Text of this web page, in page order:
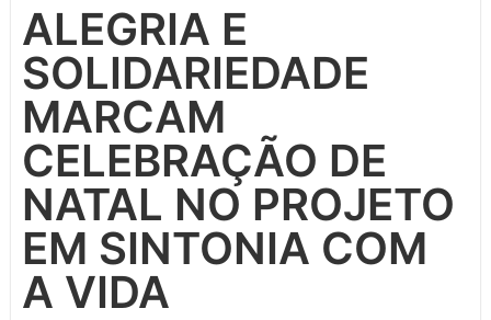
ALEGRIA E
SOLIDARIEDADE
MARCAM
CELEBRAÇÃO DE
NATAL NO PROJETO
EM SINTONIA COM
A VIDA